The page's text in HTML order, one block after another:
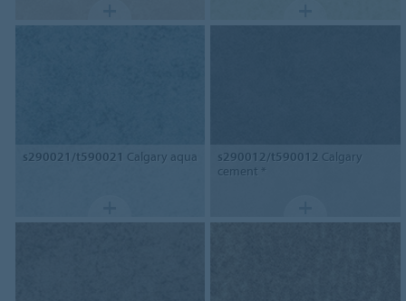
s290021/t590021 Calgary aqua s290012/t590012 Calgary
cement *